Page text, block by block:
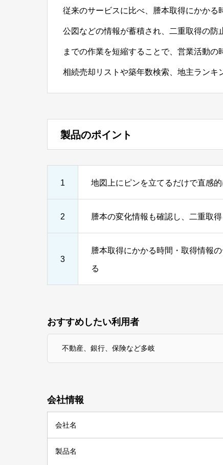
従来のサービスに比べ、謄本取得にかかる
公図などの情報が蓄積され、二重取得の
までの作業を短縮することで、営業活動の
相続売却リストや築年数検索、地主ランキ
製品のポイント
1 地図上にピンを立てるだけで直感
2 謄本の変化情報も確認し、二重取
3
謄本取得にかかる時間・取得情報
る
おすすめしたい利用者
不動産、銀行、保険など多岐
会社情報
会社名
製品名